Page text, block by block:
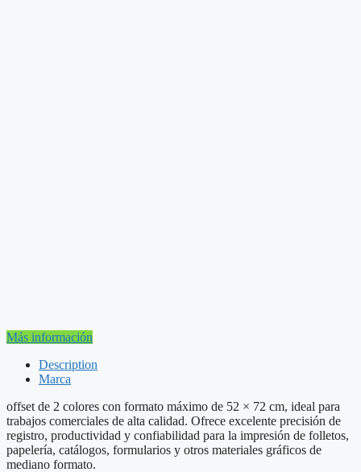
Más información
Description
Marca
offset de 2 colores con formato máximo de 52 × 72 cm, ideal para
trabajos comerciales de alta calidad. Ofrece excelente precisión de
registro, productividad y confiabilidad para la impresión de folletos,
papelería, catálogos, formularios y otros materiales gráficos de
mediano formato.